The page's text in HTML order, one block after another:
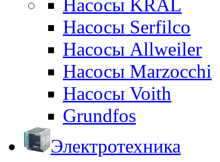
Насосы KRAL
Насосы Serfilco
Насосы Allweiler
Насосы Marzocchi
Насосы Voith
Grundfos
Электротехника